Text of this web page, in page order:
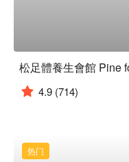
松足體養生會館 Pine
4.9 (714)
热门